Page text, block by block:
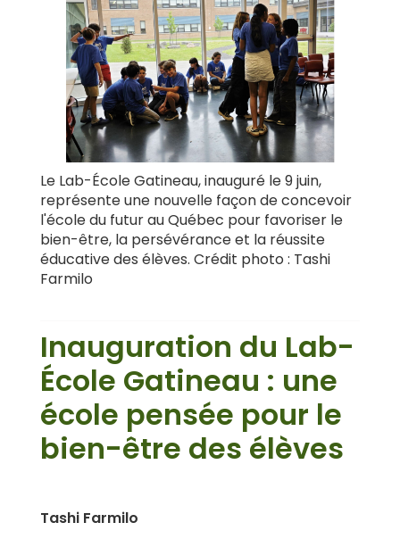
Le Lab-École Gatineau, inauguré le 9 juin,
représente une nouvelle façon de concevoir
l'école du futur au Québec pour favoriser le
bien-être, la persévérance et la réussite
éducative des élèves. Crédit photo : Tashi
Farmilo
Inauguration du Lab-
École Gatineau : une
école pensée pour le
bien-être des élèves
Tashi Farmilo